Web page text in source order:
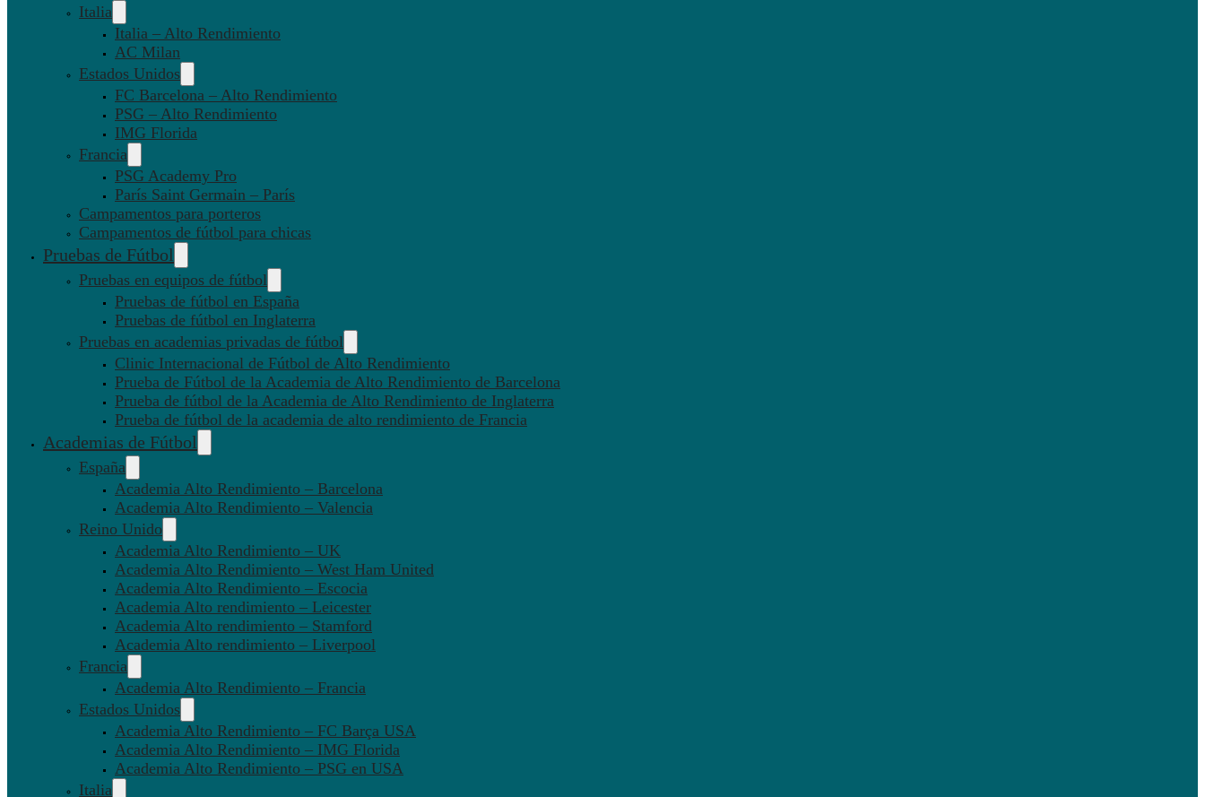
Italia
Italia – Alto Rendimiento
AC Milan
Estados Unidos
FC Barcelona – Alto Rendimiento
PSG – Alto Rendimiento
IMG Florida
Francia
PSG Academy Pro
París Saint Germain – París
Campamentos para porteros
Campamentos de fútbol para chicas
Pruebas de Fútbol
Pruebas en equipos de fútbol
Pruebas de fútbol en España
Pruebas de fútbol en Inglaterra
Pruebas en academias privadas de fútbol
Clinic Internacional de Fútbol de Alto Rendimiento
Prueba de Fútbol de la Academia de Alto Rendimiento de Barcelona
Prueba de fútbol de la Academia de Alto Rendimiento de Inglaterra
Prueba de fútbol de la academia de alto rendimiento de Francia
Academias de Fútbol
España
Academia Alto Rendimiento – Barcelona
Academia Alto Rendimiento – Valencia
Reino Unido
Academia Alto Rendimiento – UK
Academia Alto Rendimiento – West Ham United
Academia Alto Rendimiento – Escocia
Academia Alto rendimiento – Leicester
Academia Alto rendimiento – Stamford
Academia Alto rendimiento – Liverpool
Francia
Academia Alto Rendimiento – Francia
Estados Unidos
Academia Alto Rendimiento – FC Barça USA
Academia Alto Rendimiento – IMG Florida
Academia Alto Rendimiento – PSG en USA
Italia